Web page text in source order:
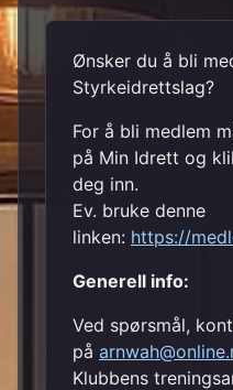
Ønsker du å bli
For å bli medlem
på Min Idrett og
deg inn.
Ev. bruke denne
linken: https://
Generell info:
Ved spørsmål,
på
Klubbens